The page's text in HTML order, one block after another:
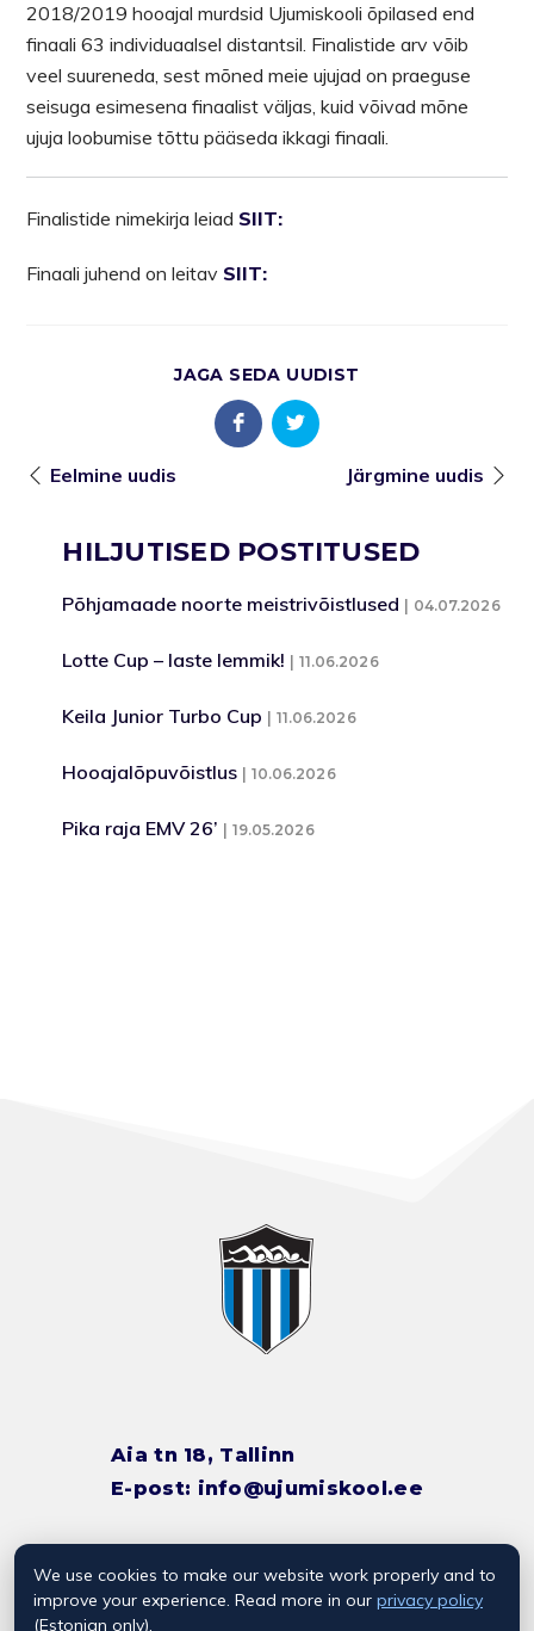
2018/2019 hooajal murdsid Ujumiskooli õpilased end
finaali 63 individuaalsel distantsil. Finalistide arv võib
veel suureneda, sest mõned meie ujujad on praeguse
seisuga esimesena finaalist väljas, kuid võivad mõne
ujuja loobumise tõttu pääseda ikkagi finaali.
Finalistide nimekirja leiad SIIT:
Finaali juhend on leitav SIIT:
JAGA SEDA UUDIST
Eelmine uudis Järgmine uudis
HILJUTISED POSTITUSED
Põhjamaade noorte meistrivõistlused 04.07.2026
Lotte Cup – laste lemmik! 11.06.2026
Keila Junior Turbo Cup 11.06.2026
Hooajalõpuvõistlus 10.06.2026
Pika raja EMV 26’ 19.05.2026
Aia tn 18, Tallinn
E-post: info@ujumiskool.ee
TREENERITE KONTAKTID
We use cookies to make our website work properly and to
improve your experience. Read more in our privacy policy
(Estonian only).